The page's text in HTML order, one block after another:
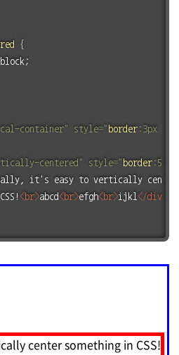
{
;
container" style=" border: 3px
centered " style=" border: 5
it's easy to vertically cen
<br>abcd <br>efgh<br>ijkl </div
center something in CSS!